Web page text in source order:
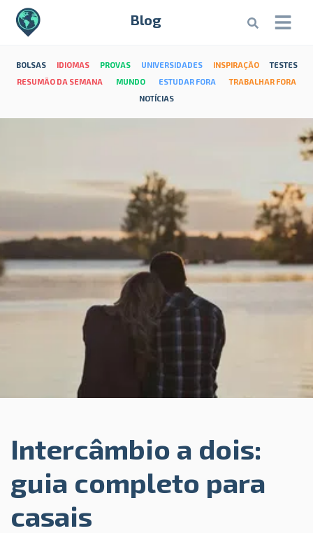
Blog
BOLSAS IDIOMAS PROVAS UNIVERSIDADES INSPIRAÇÃO
TESTES
RESUMÃO DA SEMANA
MUNDO ESTUDAR FORA
TRABALHAR FORA
NOTÍCIAS
Intercâmbio a dois:
guia completo para
casais